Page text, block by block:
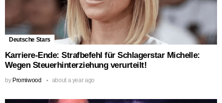
Deutsche Stars
Karriere-Ende: Strafbefehl für Schlagerstar Michelle:
Wegen Steuerhinterziehung verurteilt!
by Promiwood about a year ago